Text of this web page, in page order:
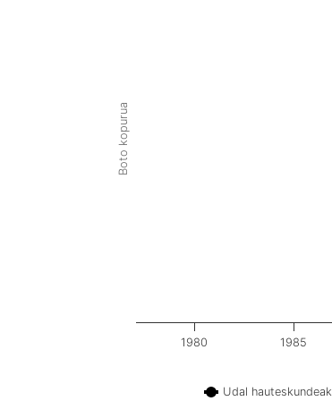
Boto kopurua
Udal hauteskundeak
1980 1985